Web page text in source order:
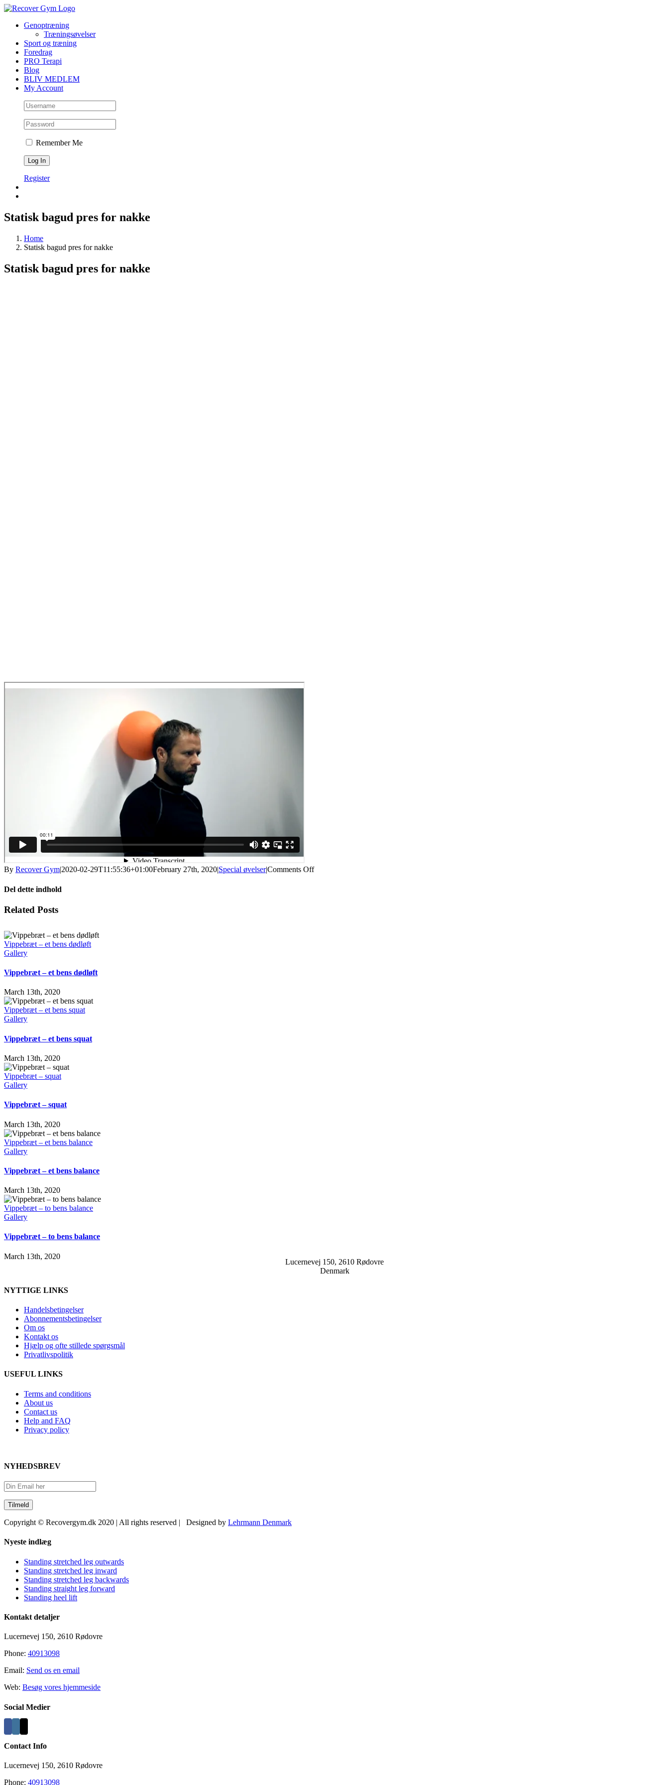
Skip
contentGenoptræning
Træningsøvelser
Sport og træning
Foredrag
PRO Terapi
Blog
BLIV MEDLEM
My Account
Remember Me
Register
Statisk bagud pres for nakke
Home
Statisk bagud pres for nakke
Statisk bagud pres for nakke
By Recover Gym|2020-02-29T11:55:36+01:00February 27th, 2020|Special øvelser|Comments Offon
Del dette indhold
Facebook
X
LinkedIn
WhatsApp
Tumblr
Pinterest
Email
Related Posts
Vippebræt – et bens dødløft
Gallery
Vippebræt – et bens dødløft
March 13th, 2020
Vippebræt – et bens squat
Gallery
Vippebræt – et bens squat
March 13th, 2020
Vippebræt – squat
Gallery
Vippebræt – squat
March 13th, 2020
Vippebræt – et bens balance
Gallery
Vippebræt – et bens balance
March 13th, 2020
Vippebræt – to bens balance
Gallery
Vippebræt – to bens balance
March 13th, 2020
Lucernevej 150, 2610 Rødovre
Denmark
NYTTIGE LINKS
Handelsbetingelser
Abonnementsbetingelser
Om os
Kontakt os
Hjælp og ofte stillede spørgsmål
Privatlivspolitik
USEFUL LINKS
Terms and conditions
About us
Contact us
Help and FAQ
Privacy policy
NYHEDSBREV
Copyright © Recovergym.dk 2020 | All rights reserved | Designed by Lehrmann Denmark
Close
Area
Nyeste indlæg
Standing stretched leg outwards
Standing stretched leg inward
Standing stretched leg backwards
Standing straight leg forward
Standing heel lift
Kontakt detaljer
Lucernevej 150, 2610 Rødovre
Phone: 40913098
Email: Send os en email
Web: Besøg vores hjemmeside
Social Medier
Contact Info
Lucernevej 150, 2610 Rødovre
Phone: 40913098